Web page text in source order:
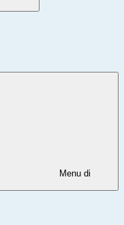
Menu di